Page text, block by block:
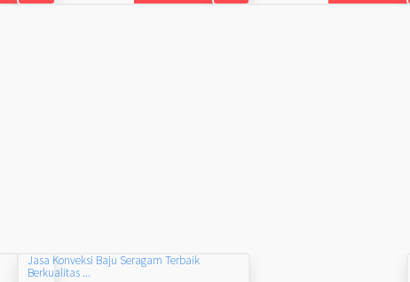
Jasa Konveksi Baju Seragam Terbaik
Berkualitas ...